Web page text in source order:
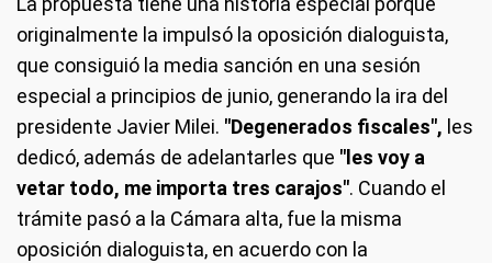
originalmente la impulsó la oposición dialoguista,
que consiguió la media sanción en una sesión
especial a principios de junio, generando la ira del
presidente Javier Milei. "Degenerados fiscales", les
dedicó, además de adelantarles que "les voy a
vetar todo, me importa tres carajos". Cuando el
trámite pasó a la Cámara alta, fue la misma
oposición dialoguista, en acuerdo con la